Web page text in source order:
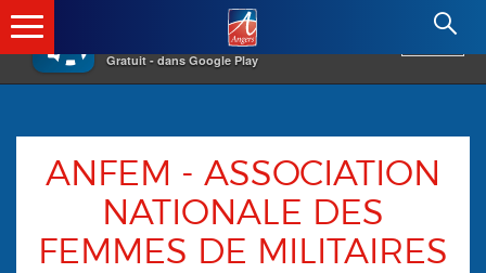
×
Gratuit - dans Google Play
Angers.fr : Retour à l'accueil
ANFEM - ASSOCIATION
NATIONALE DES
FEMMES DE MILITAIRES